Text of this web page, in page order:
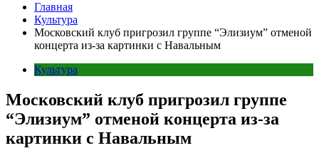
Главная
Культура
Московский клуб пригрозил группе “Элизиум” отменой
концерта из-за картинки с Навальным
Культура
Московский клуб пригрозил группе
“Элизиум” отменой концерта из-за
картинки с Навальным